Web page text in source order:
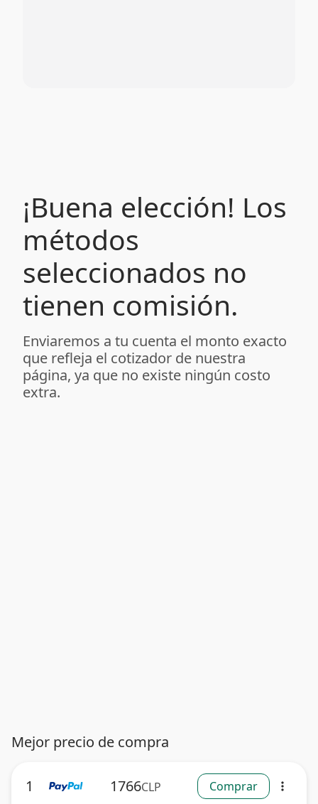
¡Buena elección! Los
métodos
seleccionados no
tienen comisión.
Enviaremos a tu cuenta el monto exacto
que refleja el cotizador de nuestra
página, ya que no existe ningún costo
extra.
Mejor precio de compra
1 1766CLP Comprar more_vert